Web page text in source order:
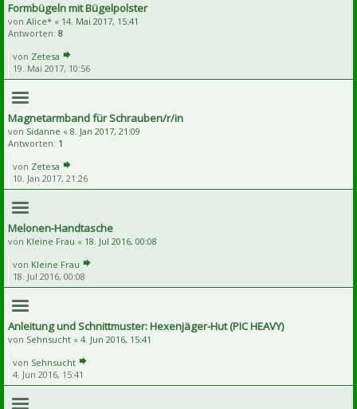
Formbügeln mit Bügelpolster
von Alice* « 14. Mai 2017, 15:41
Antworten: 8
von Zetesa
19. Mai 2017, 10:56
Magnetarmband für Schrauben/r/in
von Sidanne « 8. Jan 2017, 21:09
Antworten: 1
von Zetesa
10. Jan 2017, 21:26
Melonen-Handtasche
von Kleine Frau « 18. Jul 2016, 00:08
von Kleine Frau
18. Jul 2016, 00:08
Anleitung und Schnittmuster: Hexenjäger-Hut (PIC HEAVY)
von Sehnsucht « 4. Jun 2016, 15:41
von Sehnsucht
4. Jun 2016, 15:41